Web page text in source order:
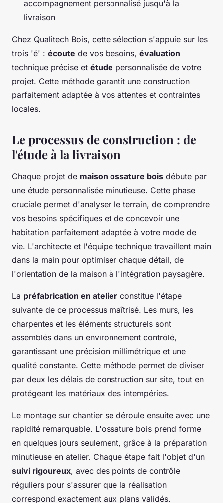
accompagnement personnalisé jusqu'à la
livraison
Chez Qualitech Bois, cette sélection s'appuie sur les
trois 'é' : écoute de vos besoins, évaluation
technique précise et étude personnalisée de votre
projet. Cette méthode garantit une construction
parfaitement adaptée à vos attentes et contraintes
locales.
Le processus de construction : de
l'étude à la livraison
Chaque projet de maison ossature bois débute par
une étude personnalisée minutieuse. Cette phase
cruciale permet d'analyser le terrain, de comprendre
vos besoins spécifiques et de concevoir une
habitation parfaitement adaptée à votre mode de
vie. L'architecte et l'équipe technique travaillent main
dans la main pour optimiser chaque détail, de
l'orientation de la maison à l'intégration paysagère.
La préfabrication en atelier constitue l'étape
suivante de ce processus maîtrisé. Les murs, les
charpentes et les éléments structurels sont
assemblés dans un environnement contrôlé,
garantissant une précision millimétrique et une
qualité constante. Cette méthode permet de diviser
par deux les délais de construction sur site, tout en
protégeant les matériaux des intempéries.
Le montage sur chantier se déroule ensuite avec une
rapidité remarquable. L'ossature bois prend forme
en quelques jours seulement, grâce à la préparation
minutieuse en atelier. Chaque étape fait l'objet d'un
suivi rigoureux, avec des points de contrôle
réguliers pour s'assurer que la réalisation
correspond exactement aux plans validés.